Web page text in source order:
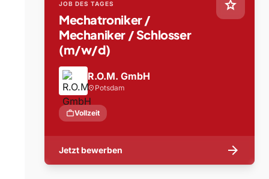
star
JOB DES TAGES
Mechatroniker /
Mechaniker / Schlosser
(m/w/d)
R.O.M. GmbH
location_on Potsdam
workVollzeit
Jetzt bewerben arrow_forward